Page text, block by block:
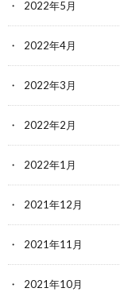
2022年5月
2022年4月
2022年3月
2022年2月
2022年1月
2021年12月
2021年11月
2021年10月